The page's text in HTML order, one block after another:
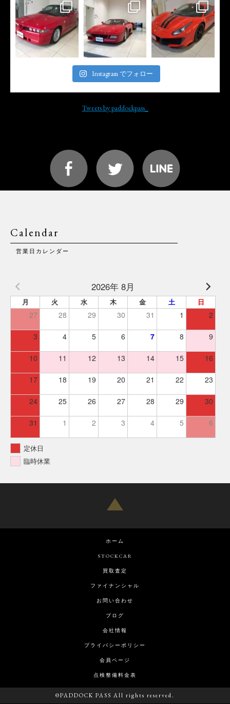
Instagram でフォロー
Tweets by paddockpass_
Calendar
営業日カレンダー
2026年 8月
月 火 水 木 金 土 日
27 28 29 30 31 1 2
3 4 5 6 7 8 9
10 11 12 13 14 15 16
17 18 19 20 21 22 23
24 25 26 27 28 29 30
31 1 2 3 4 5 6
定休日
臨時休業
ホーム
STOCKCAR
買取査定
ファイナンシャル
お問い合わせ
ブログ
会社情報
プライバシーポリシー
会員ページ
点検整備料金表
©PADDOCK PASS All rights reserved.